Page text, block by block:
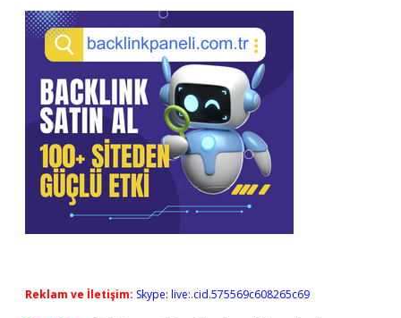
Reklam ve İletişim: Skype: live:.cid.575569c608265c69